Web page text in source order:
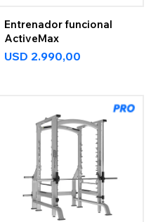
Entrenador funcional
ActiveMax
USD 2.990,00